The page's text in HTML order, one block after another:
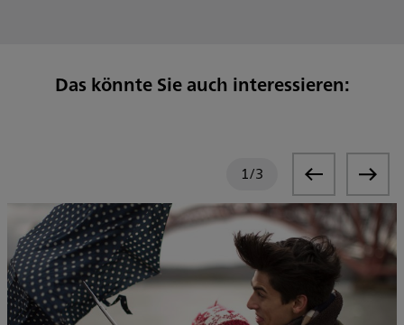
Das könnte Sie auch interessieren:
1/3